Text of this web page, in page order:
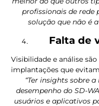
profissionais de rede
solução que não é
Falta de
Visibilidade e análise
implantações que
“Ter insights sobre
desempenho do SD-
usuários e aplicativos